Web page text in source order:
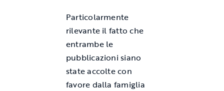
Particolarmente
rilevante il fatto che
entrambe le
pubblicazioni siano
state accolte con
favore dalla famiglia